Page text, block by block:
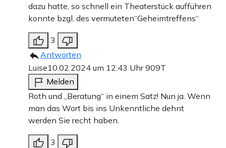
dazu hatte, so schnell ein Theaterstück aufführen
konnte bzgl. des vermuteten“Geheimtreffens“
3
Antworten
Luise10.02.2024 um 12:43 Uhr909T
Melden
Roth und „Beratung“ in einem Satz! Nun ja. Wenn
man das Wort bis ins Unkenntliche dehnt
werden Sie recht haben.
3